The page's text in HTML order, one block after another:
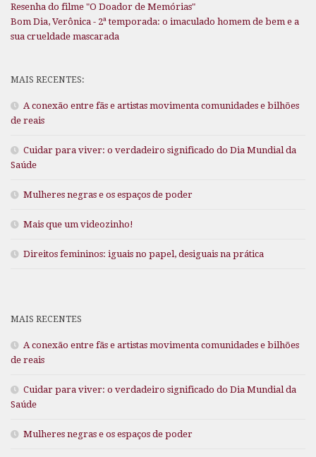
Resenha do filme "O Doador de Memórias"
Bom Dia, Verônica - 2ª temporada: o imaculado homem de bem e a
sua crueldade mascarada
MAIS RECENTES:
A conexão entre fãs e artistas movimenta comunidades e bilhões
de reais
Cuidar para viver: o verdadeiro significado do Dia Mundial da
Saúde
Mulheres negras e os espaços de poder
Mais que um videozinho!
Direitos femininos: iguais no papel, desiguais na prática
MAIS RECENTES
A conexão entre fãs e artistas movimenta comunidades e bilhões
de reais
Cuidar para viver: o verdadeiro significado do Dia Mundial da
Saúde
Mulheres negras e os espaços de poder